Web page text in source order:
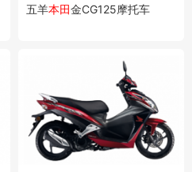
五羊本田金CG125摩托车